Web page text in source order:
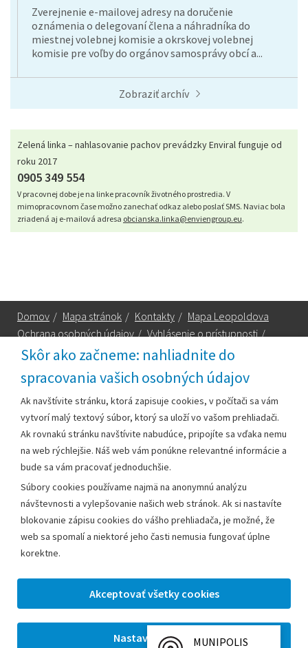
Skôr ako začneme: nahliadnite do
spracovania vašich osobných údajov
Ak navštívite stránku, ktorá zapisuje cookies, v počítači sa vám
vytvorí malý textový súbor, ktorý sa uloží vo vašom prehliadači.
Ak rovnakú stránku navštívite nabudúce, pripojíte sa vďaka nemu
na web rýchlejšie. Náš web vám ponúkne relevantné informácie a
bude sa vám pracovať jednoduchšie.
Súbory cookies používame najmä na anonymnú analýzu
návštevnosti a vylepšovanie našich web stránok. Ak si nastavíte
blokovanie zápisu cookies do vášho prehliadača, je možné, že
web sa spomalí a niektoré jeho časti nemusia fungovať úplne
korektne.
Zverejnenie e-mailovej adresy na doručenie
oznámenia o delegovaní člena a náhradníka do
miestnej volebnej komisie a okrskovej volebnej
komisie pre voľby do orgánov samosprávy obcí a...
Zobraziť archív
Zelená linka – nahlasovanie pachov prevádzky Enviral funguje od
roku 2017
0905 349 554
V pracovnej dobe je na linke pracovník životného prostredia. V
mimopracovnom čase možno zanechať odkaz alebo poslať SMS. Naviac bola
zriadená aj e-mailová adresa obcianska.linka@enviengroup.eu.
Domov / Mapa stránok / Kontakty / Mapa Leopoldova
Ochrana osobných údajov / Vyhlásenie o prístupnosti /
Technická podpora
Mestský úrad Leopoldov
Hlohovská cesta 1818/2A
920 41 Leopoldov
Kontakt:
Telefón:+42133/285 27 11
Email:
mesto@leopoldov.sk
primatorka@leopoldov.sk
Webmaster:webmaster@leopoldov.sk
MUNIPOLIS